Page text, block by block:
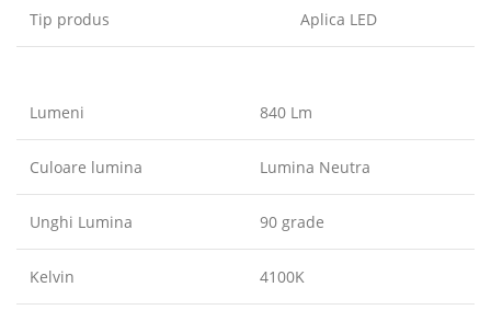
Tip produs Aplica LED
Lumeni 840 Lm
Culoare lumina Lumina Neutra
Unghi Lumina 90 grade
Kelvin 4100K